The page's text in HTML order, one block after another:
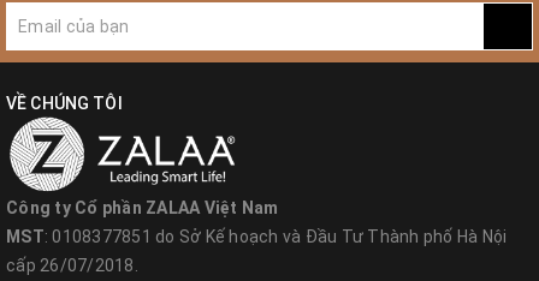
Công ty Cổ phần ZALAA Việt Nam
MST: 0108377851
Trụ Sở: CUTM 02-11 Dự án làng nghề Dệt lụa Vạn Phúc, P.Vạn
VỀ CHÚNG TÔI
Công ty Cổ phần ZALAA Việt Nam
MST: 0108377851 do Sở Kế hoạch và Đầu Tư Thành phố Hà Nội
cấp 26/07/2018.